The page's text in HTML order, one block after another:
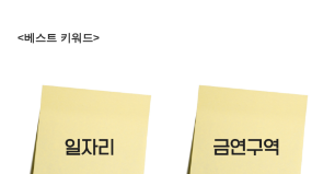
<베스트 키워드>